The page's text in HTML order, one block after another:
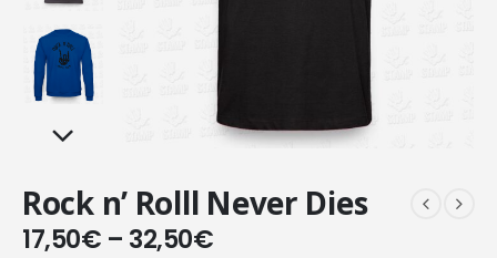
Rock n’ Rolll Never Dies
17,50€ – 32,50€